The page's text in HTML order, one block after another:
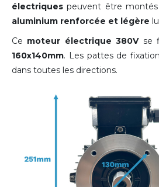
électriques peuvent être
aluminium renforcée et légère
Ce moteur électrique 380Vse
160x140mm. Les pattes de
dans toutes les directions.